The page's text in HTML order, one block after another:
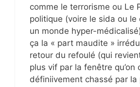
comme le terrorisme ou Le
politique (voire le sida ou le
un monde hyper-
ça la « part maudite »
retour du refoulé (qui
plus vif par la fenêtre qu’on
définiivement chassé par la